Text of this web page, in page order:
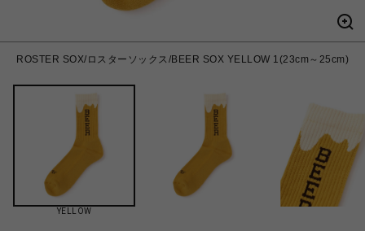
ROSTER SOX/ロスターソックス/BEER SOX YELLOW 1(23cm～25cm)
YELLOW